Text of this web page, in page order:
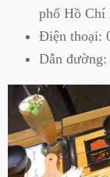
phố Hồ Chí
Điện thoại:
Dẫn đường: